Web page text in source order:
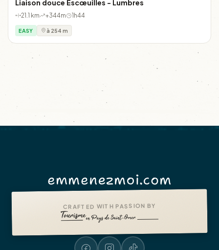
Liaison douce Escœuilles - Lumbres
21.1 km +344m 1h44
EASY à 254 m
emmenezmoi.com
CRAFTED WITH PASSION BY